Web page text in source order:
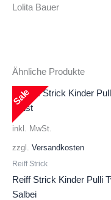
Lolita Bauer
Ähnliche Produkte
inkl. MwSt.
zzgl. Versandkosten
Reiff Strick
Reiff Strick Kinder Pulli
Salbei
Sale